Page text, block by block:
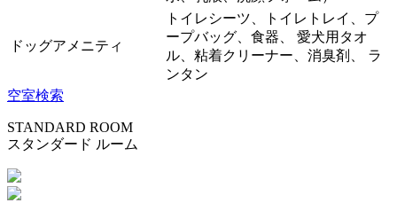
ドッグアメニティ
トイレシーツ、トイレトレイ、プ
ープバッグ、食器、 愛犬用タオ
ル、粘着クリーナー、消臭剤、 ラ
ンタン
空室検索
STANDARD ROOM
スタンダード ルーム